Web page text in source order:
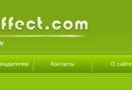
Контакты О сайте